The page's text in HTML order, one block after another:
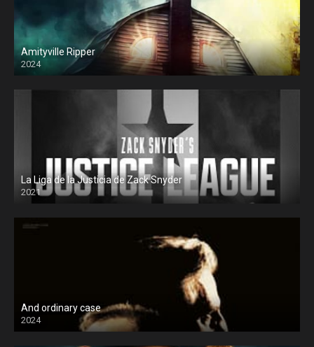
Amityville Ripper
2024
La Liga de la Justicia de Zack Snyder
2021
And ordinary case
2024